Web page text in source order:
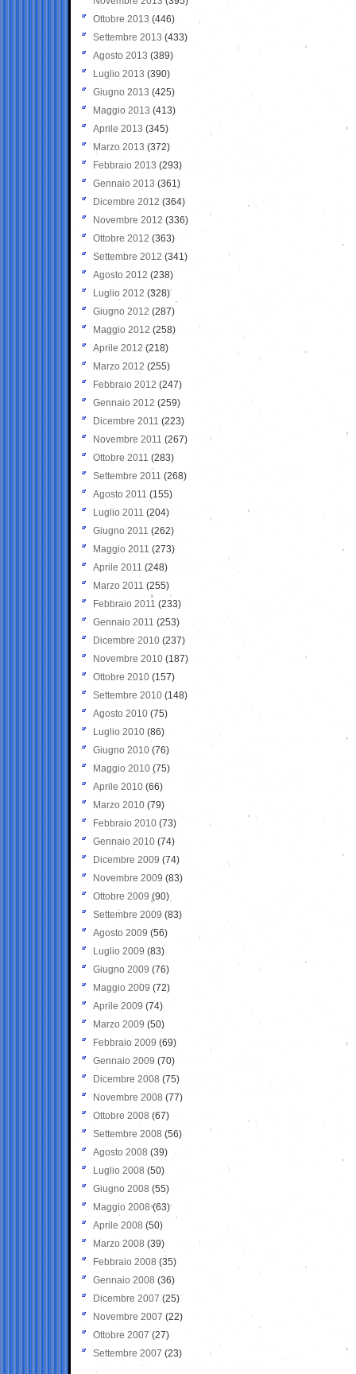
Ottobre 2013 (446)
Settembre 2013 (433)
Agosto 2013 (389)
Luglio 2013 (390)
Giugno 2013 (425)
Maggio 2013 (413)
Aprile 2013 (345)
Marzo 2013 (372)
Febbraio 2013 (293)
Gennaio 2013 (361)
Dicembre 2012 (364)
Novembre 2012 (336)
Ottobre 2012 (363)
Settembre 2012 (341)
Agosto 2012 (238)
Luglio 2012 (328)
Giugno 2012 (287)
Maggio 2012 (258)
Aprile 2012 (218)
Marzo 2012 (255)
Febbraio 2012 (247)
Gennaio 2012 (259)
Dicembre 2011 (223)
Novembre 2011 (267)
Ottobre 2011 (283)
Settembre 2011 (268)
Agosto 2011 (155)
Luglio 2011 (204)
Giugno 2011 (262)
Maggio 2011 (273)
Aprile 2011 (248)
Marzo 2011 (255)
Febbraio 2011 (233)
Gennaio 2011 (253)
Dicembre 2010 (237)
Novembre 2010 (187)
Ottobre 2010 (157)
Settembre 2010 (148)
Agosto 2010 (75)
Luglio 2010 (86)
Giugno 2010 (76)
Maggio 2010 (75)
Aprile 2010 (66)
Marzo 2010 (79)
Febbraio 2010 (73)
Gennaio 2010 (74)
Dicembre 2009 (74)
Novembre 2009 (83)
Ottobre 2009 (90)
Settembre 2009 (83)
Agosto 2009 (56)
Luglio 2009 (83)
Giugno 2009 (76)
Maggio 2009 (72)
Aprile 2009 (74)
Marzo 2009 (50)
Febbraio 2009 (69)
Gennaio 2009 (70)
Dicembre 2008 (75)
Novembre 2008 (77)
Ottobre 2008 (67)
Settembre 2008 (56)
Agosto 2008 (39)
Luglio 2008 (50)
Giugno 2008 (55)
Maggio 2008(63)
Aprile 2008 (50)
Marzo 2008 (39)
Febbraio 2008 (35)
Gennaio 2008 (36)
Dicembre 2007 (25)
Novembre 2007 (22)
Ottobre 2007 (27)
Settembre 2007 (23)